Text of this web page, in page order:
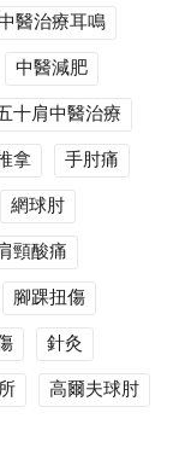
醫治療耳鳴
中醫減肥
十肩中醫治療
拿
手肘痛
網球肘
頸酸痛
腳踝扭傷
針灸
高爾夫球肘